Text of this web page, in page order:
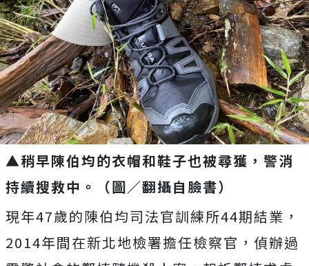
▲稍早陳伯均的衣帽和鞋子也被尋獲，警消
持續搜救中。（圖／翻攝自臉書）
現年47歲的陳伯均司法官訓練所44期結業，
2014年間在新北地檢署擔任檢察官，偵辦過